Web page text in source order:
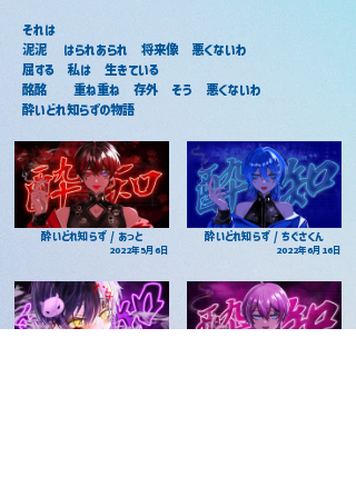
それは
泥泥 　はられあられ　将来像　悪くないわ
屈する　私は　生きている
酩酩　　重ね重ね　存外　そう　悪くないわ
酔いどれ知らずの物語
酔いどれ知らず / あっと
2022年5月6日
酔いどれ知らず / ちぐさくん
2022年6月16日